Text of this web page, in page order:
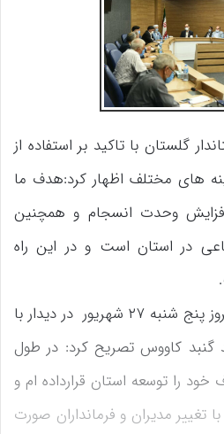
گلستان با تاکید بر استفاده از
های مختلف اظهار کرد:هدف ما
وحدت انسجام و همچنین
در استان است و در این راه
دکتر هادی حق شناس امروز پنج شنبه ۲۷ شهریور در دیدار با
گنبد کاووس تصریح کرد: در طول
را توسعه استان قرارداده ام و
تغییر مدیران و فرمانداران صورت